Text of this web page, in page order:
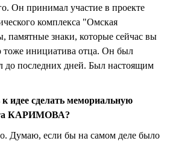
Он принимал участие в проекте
комплекса "Омская
памятные знаки, которые сейчас вы
тоже инициатива отца. Он был
до последних дней. Был настоящим
идее сделать мемориальную
КАРИМОВА?
Думаю, если бы на самом деле было